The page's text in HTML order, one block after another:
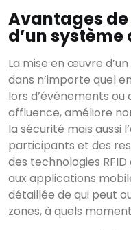
Avantages
d’un
La mise en œuvre
dans n’importe quel
lors d’événements
affluence, améliore
la sécurité mais aussi
participants et des
des technologies
aux applications
détaillée de qui peut
zones, à quels